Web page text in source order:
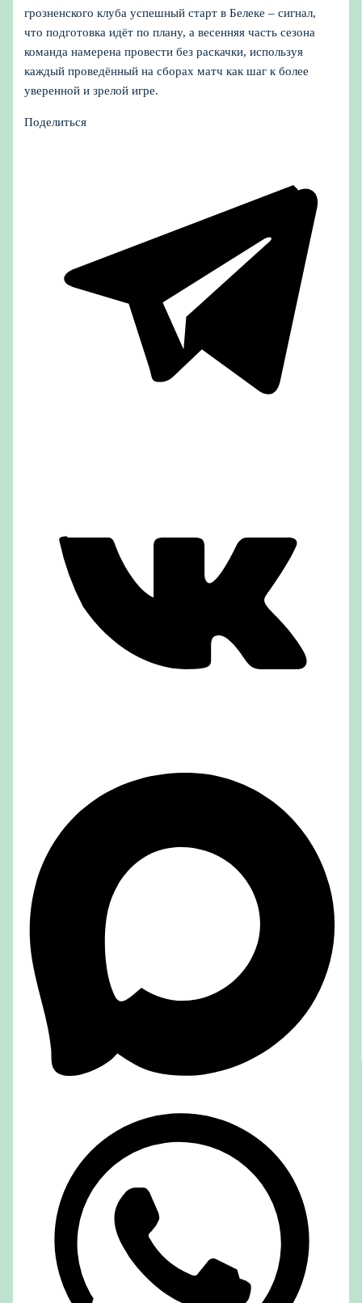
грозненского клуба успешный старт в Белеке – сигнал,
что подготовка идёт по плану, а весенняя часть сезона
команда намерена провести без раскачки, используя
каждый проведённый на сборах матч как шаг к более
уверенной и зрелой игре.
Поделиться